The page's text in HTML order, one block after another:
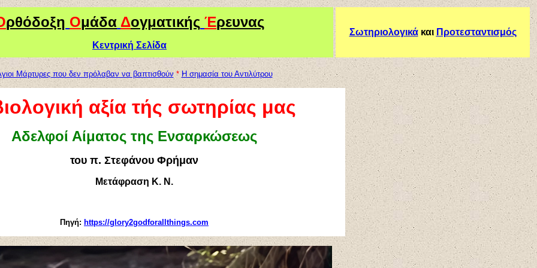
ρθόδοξη Ομάδα Δογματικής Έρευνας
Κεντρική Σελίδα
Σωτηριολογικάκαι Προτεσταντισμός
Μάρτυρες που δεν πρόλαβαν να βαπτισθούν* Η σημασία του Αντιλύτρου
αξία τής σωτηρίας μας
Αδελφοί Αίματος της Ενσαρκώσεως
του π. Στεφάνου Φρήμαν
Μετάφραση Κ. Ν.
Πηγή: https://glory2godforallthings.com